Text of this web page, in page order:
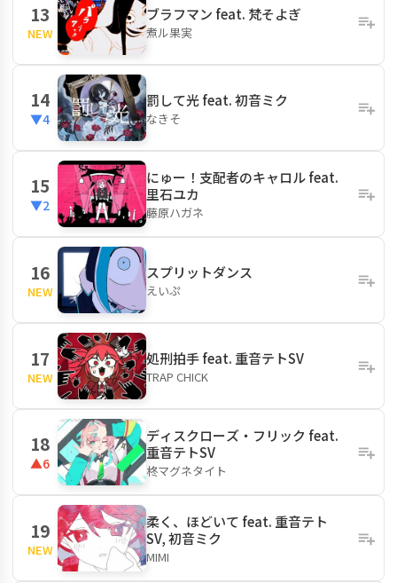
13
NEW
ブラフマン feat. 梵そよぎ
煮ル果実
14
▼4
罰して光 feat. 初音ミク
なきそ
15
▼2
にゅー！支配者のキャロル feat.
里石ユカ
藤原ハガネ
16
NEW
スプリットダンス
えいぷ
17
NEW
処刑拍手 feat. 重音テトSV
TRAP CHICK
18
▲6
ディスクローズ・フリック feat.
重音テトSV
柊マグネタイト
19
NEW
柔く、ほどいて feat. 重音テト
SV, 初音ミク
MIMI